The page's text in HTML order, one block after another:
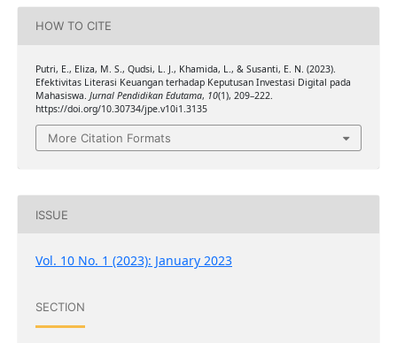
HOW TO CITE
Putri, E., Eliza, M. S., Qudsi, L. J., Khamida, L., & Susanti, E. N. (2023).
Efektivitas Literasi Keuangan terhadap Keputusan Investasi Digital pada
Mahasiswa. Jurnal Pendidikan Edutama, 10(1), 209–222.
https://doi.org/10.30734/jpe.v10i1.3135
More Citation Formats
ISSUE
Vol. 10 No. 1 (2023): January 2023
SECTION